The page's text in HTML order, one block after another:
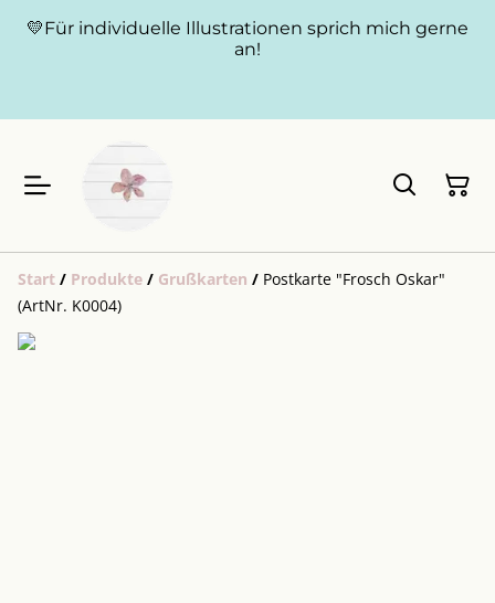
💛Für individuelle Illustrationen sprich mich gerne
an!
Start / Produkte / Grußkarten / Postkarte "Frosch Oskar"
(ArtNr. K0004)